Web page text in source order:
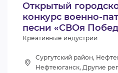
Открытый
конкурс военно-
песни «СВОя
Креативные индустрии
Сургутский район,
Нефтеюганск, Другие